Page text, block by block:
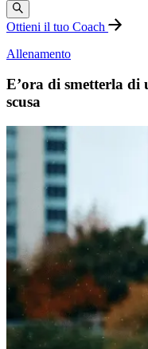
Ottieni il tuo Coach
Allenamento
E’ora di smetterla di
scusa